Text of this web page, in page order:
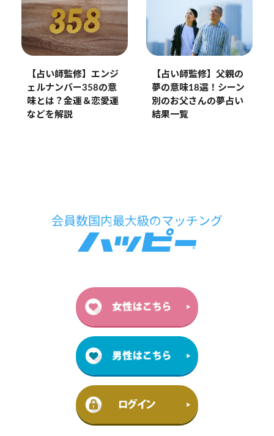
【占い師監修】エンジ
ェルナンバー358の意
味とは？金運＆恋愛運
などを解説
【占い師監修】父親の
夢の意味18選！シーン
別のお父さんの夢占い
結果一覧